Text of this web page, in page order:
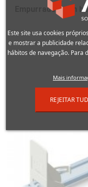
Empurrador sem
Este site usa cookies
e mostrar a publicidade
hábitos de navegação. Para
Mais
REJEITAR